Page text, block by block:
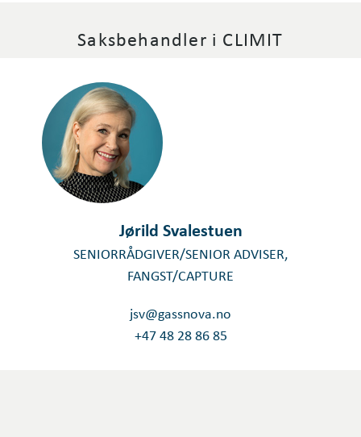
Saksbehandler i CLIMIT
Jørild Svalestuen
SENIORRÅDGIVER/SENIOR ADVISER,
FANGST/CAPTURE
jsv@gassnova.no
+47 48 28 86 85